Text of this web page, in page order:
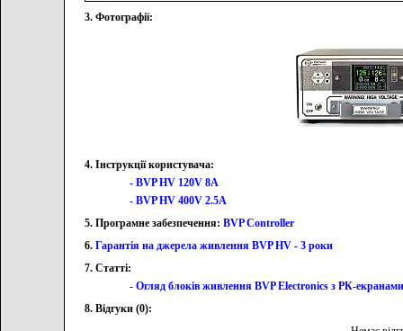
3. Фотографії:
4. Інструкції користувача:
- BVP HV 120V 8A
- BVP HV 400V 2.5A
5. Програмне забезпечення: BVP Controller
6. Гарантія на джерела живлення BVP HV - 3 роки
7. Статті:
- Огляд блоків живлення BVP Electronics з РК-екранами
8. Відгуки (0):